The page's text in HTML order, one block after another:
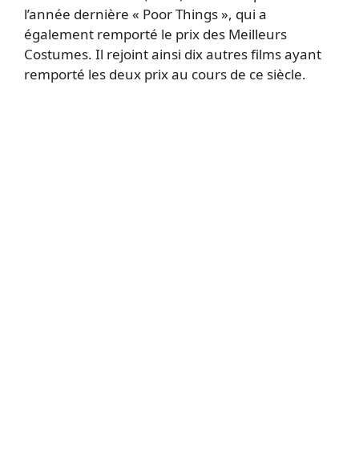
l’année dernière « Poor Things », qui a
également remporté le prix des Meilleurs
Costumes. Il rejoint ainsi dix autres films ayant
remporté les deux prix au cours de ce siècle.